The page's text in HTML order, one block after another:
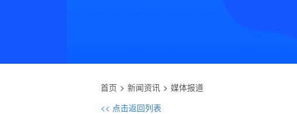
首页 新闻资讯
媒体报道
<< 点击返回列表